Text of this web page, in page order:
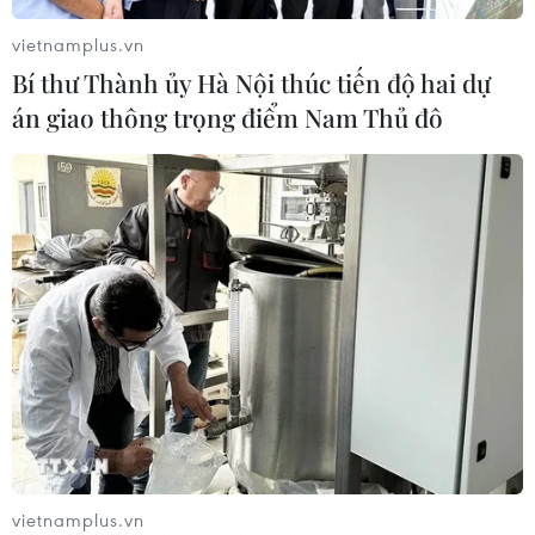
nhiệm kỳ
06/08/2026 13:23
Xem thêm
CƠ QUAN CHỦ QUẢN: THÔNG TẤN XÃ VIỆT NAM
Tổng Biên tập: TRẦN TIẾN DUẨN
Phó Tổng Biên tập: NGUYỄN THỊ TÁM, KHÚC THANH
THỦY
vietnamplus.vn
Bí thư Thành ủy Hà Nội thúc tiến độ hai dự
án giao thông trọng điểm Nam Thủ đô
vietnamplus.vn